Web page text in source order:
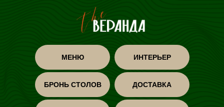
МЕНЮ ИНТЕРЬЕР
БРОНЬ СТОЛОВ ДОСТАВКА